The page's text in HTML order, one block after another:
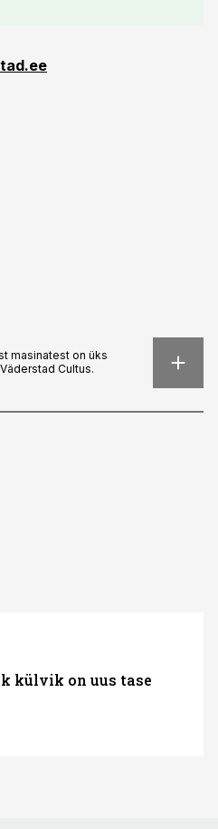
masinatest on üks
Cultus.
külvik on uus tase